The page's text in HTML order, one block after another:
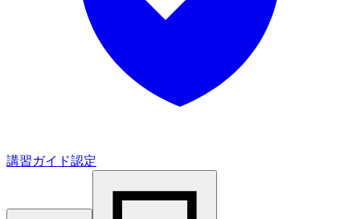
講習ガイド認定